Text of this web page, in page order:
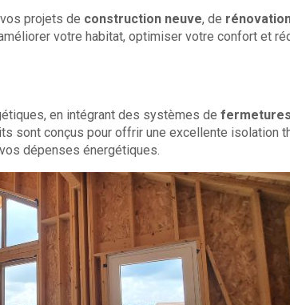
projets de construction neuve, de
votre habitat, optimiser votre confort et
en intégrant des systèmes de fermetures
sont conçus pour offrir une excellente isolation
dépenses énergétiques.